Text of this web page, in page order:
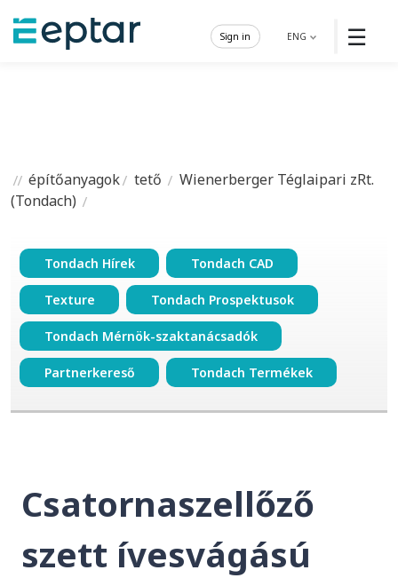
☰
ENG
Sign in
építőanyagok tető
Wienerberger Téglaipari zRt.
(Tondach)
Tondach Hírek Tondach CAD
Texture Tondach Prospektusok
Tondach Mérnök-szaktanácsadók
Partnerkereső Tondach Termékek
Csatornaszellőző
szett ívesvágású